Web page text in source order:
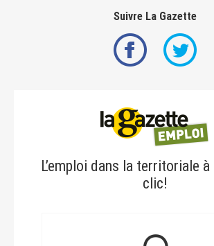
Suivre La Gazette
L’emploi dans la territoriale
clic!